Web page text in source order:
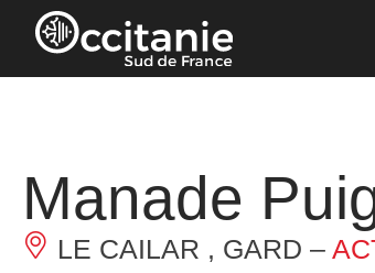
Panel de gestión de cookies
Manade
LE CAILAR , GARD –